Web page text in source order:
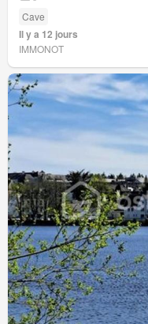
Cave
Il y a 12 jours
IMMONOT